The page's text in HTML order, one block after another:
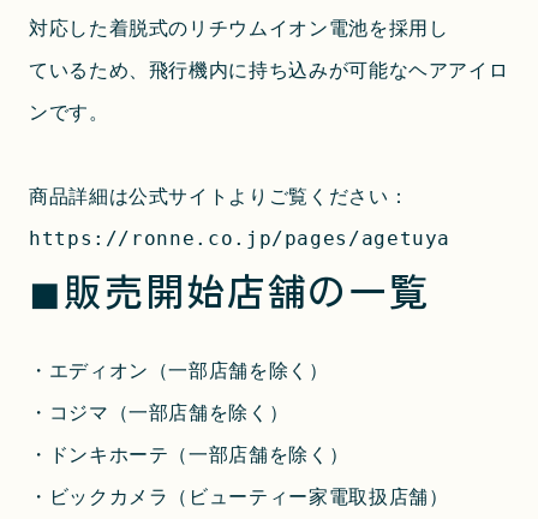
対応した着脱式のリチウムイオン電池を採用し
ているため、飛行機内に持ち込みが可能なヘアアイロ
ンです。
商品詳細は公式サイトよりご覧ください：
https://ronne.co.jp/pages/agetuya
◼︎販売開始店舗の一覧
・エディオン（一部店舗を除く）
・コジマ（一部店舗を除く）
・ドンキホーテ（一部店舗を除く）
・ビックカメラ（ビューティー家電取扱店舗）